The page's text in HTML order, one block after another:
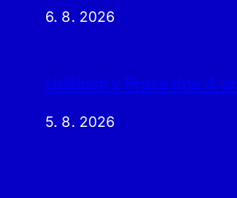
6. 8. 2026
Události v Praze dne 4.
5. 8. 2026